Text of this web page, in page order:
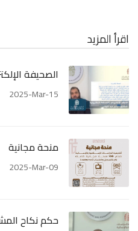
اقرأ المزيد
الصحيفة
2025-Mar-15
منحة مجانية
2025-Mar-09
حكم نكاح